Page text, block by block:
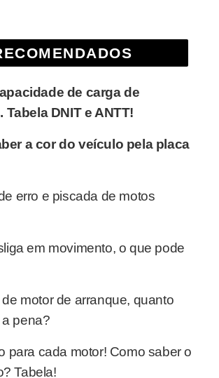
de carga de
DNIT e ANTT!
a cor do veículo pela placa
erro e piscada de motos
em movimento, o que pode
motor de arranque, quanto
pena?
para cada motor! Como saber o
Tabela!